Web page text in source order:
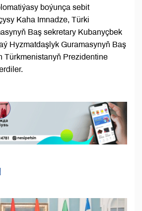
boýunça sebit
Kaha Imnadze, Türki
Baş sekretary Kubanyçbek
Hyzmatdaşlyk Guramasynyň Baş
Türkmenistanyň Prezidentine